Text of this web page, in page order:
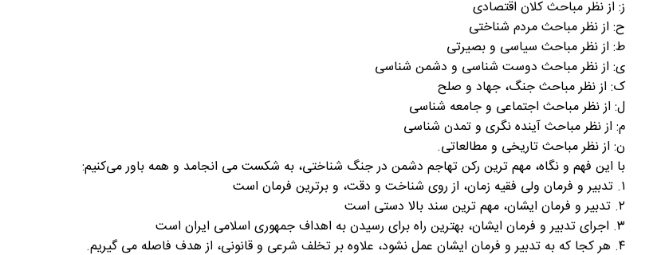
ز: از نظر مباحث کلان اقتصادی
ح: از نظر مباحث مردم شناختی
ط: از نظر مباحث سیاسی و بصیرتی
ی: از نظر مباحث دوست شناسی و دشمن شناسی
ک: از نظر مباحث جنگ، جهاد و صلح
ل: از نظر مباحث اجتماعی و جامعه شناسی
م: از نظر مباحث آینده نگری و تمدن شناسی
ن: از نظر مباحث تاریخی و مطالعاتی.
با این فهم و نگاه، مهم ترین رکن تهاجم دشمن در جنگ شناختی، به شکست می انجامد و همه باور می‌کنیم: